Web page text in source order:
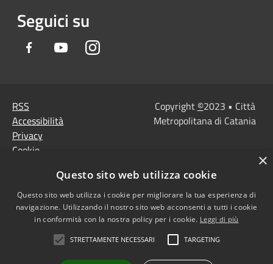
Seguici su
Facebook YoutubeInstagram
RSS
Accessibilità
Privacy
Cookie
Note Legali
Agenzia per l'Italia
digitale
accessibilità
Dichiarazione di
Copyright ©2023 • Città
Metropolitana di Catania
×
Questo sito web utilizza cookie
Questo sito web utilizza i cookie per migliorare la tua esperienza di
navigazione. Utilizzando il nostro sito web acconsenti a tutti i cookie
in conformità con la nostra policy per i cookie. Leggi di più
STRETTAMENTE NECESSARI TARGETING